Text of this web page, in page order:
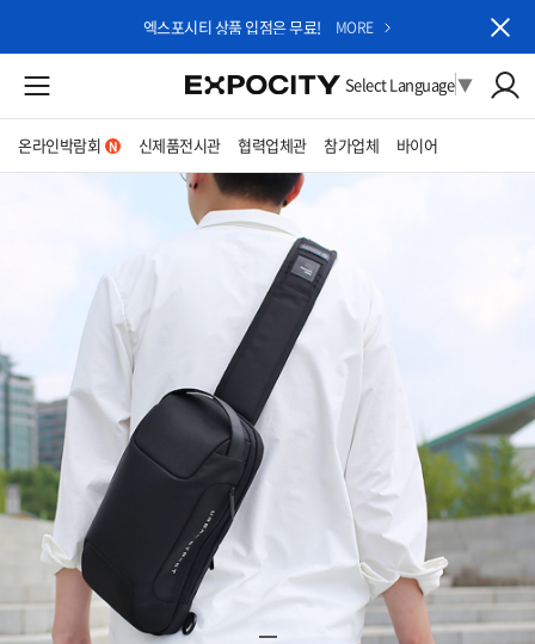
엑스포시티 상품 입점은 무료! MORE
Select Language▼
온라인박람회 신제품전시관 협력업체관 참가업체 바이어